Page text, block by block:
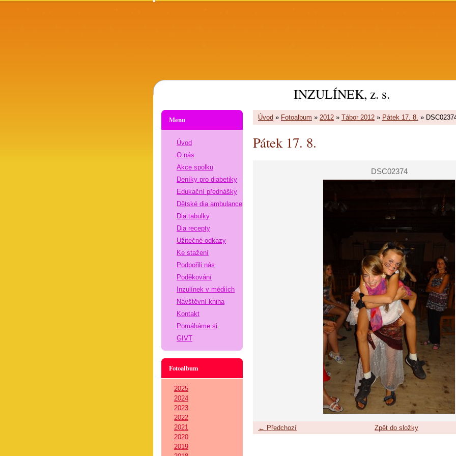
INZULÍNEK, z. s.
Úvod » Fotoalbum » 2012 » Tábor 2012 » Pátek 17. 8. »
Pátek 17. 8.
DSC02374
← Předchozí Zpět do složky
Menu
Úvod
O nás
Akce spolku
Deníky pro diabetiky
Edukační přednášky
Dětské dia ambulance
Dia tabulky
Dia recepty
Užitečné odkazy
Ke stažení
Podpořili nás
Poděkování
Inzulínek v médiích
Návštěvní kniha
Kontakt
Pomáháme si
GIVT
Fotoalbum
2025
2024
2023
2022
2021
2020
2019